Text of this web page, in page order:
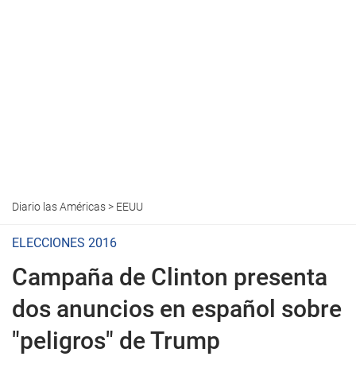
Diario las Américas> EEUU
ELECCIONES 2016
Campaña de Clinton presenta
dos anuncios en español sobre
"peligros" de Trump